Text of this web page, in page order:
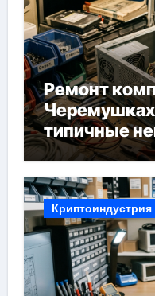
Ремонт
типичные
Криптоиндустрия